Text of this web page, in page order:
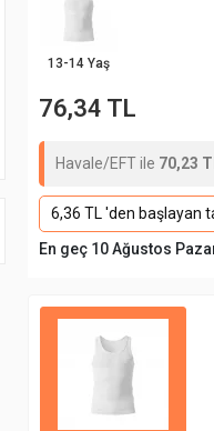
13-14 Yaş
76,34 TL
Havale/EFT ile 70,23
6,36 TL 'den başlayan
En geç 10 Ağustos